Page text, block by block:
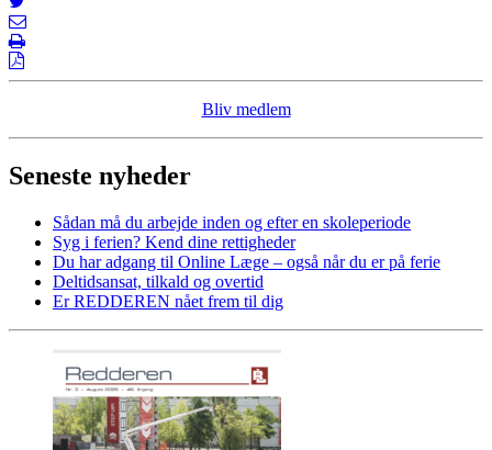
Bliv medlem
Seneste nyheder
Sådan må du arbejde inden og efter en skoleperiode
Syg i ferien? Kend dine rettigheder
Du har adgang til Online Læge – også når du er på ferie
Deltidsansat, tilkald og overtid
Er REDDEREN nået frem til dig